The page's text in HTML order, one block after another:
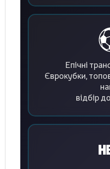
Епічні
Єврокубки,
відбір